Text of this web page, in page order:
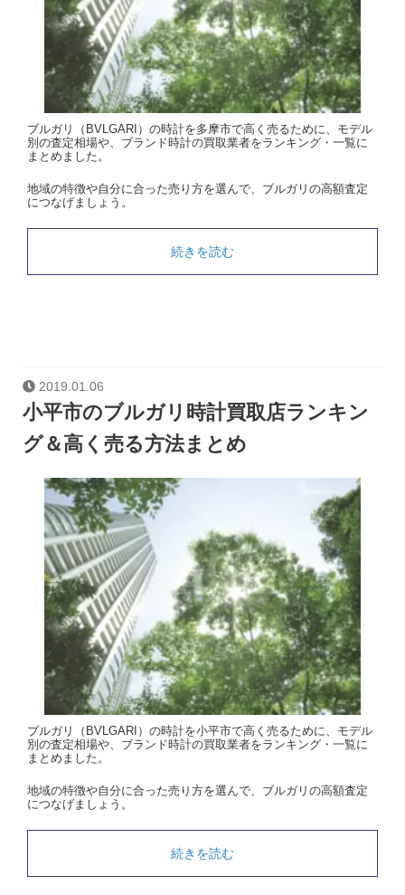
ブルガリ（BVLGARI）の時計を多摩市で高く売るために、モデル
別の査定相場や、ブランド時計の買取業者をランキング・一覧に
まとめました。
地域の特徴や自分に合った売り方を選んで、ブルガリの高額査定
につなげましょう。
続きを読む
2019.01.06
小平市のブルガリ時計買取店ランキン
グ＆高く売る方法まとめ
ブルガリ（BVLGARI）の時計を小平市で高く売るために、モデル
別の査定相場や、ブランド時計の買取業者をランキング・一覧に
まとめました。
地域の特徴や自分に合った売り方を選んで、ブルガリの高額査定
につなげましょう。
続きを読む